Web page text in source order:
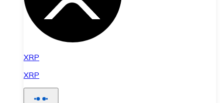
XRP
XRP